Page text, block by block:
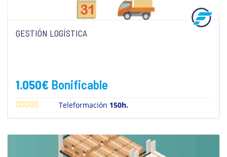
GESTIÓN LOGÍSTICA
1.050€ Bonificable
Teleformación 150h.